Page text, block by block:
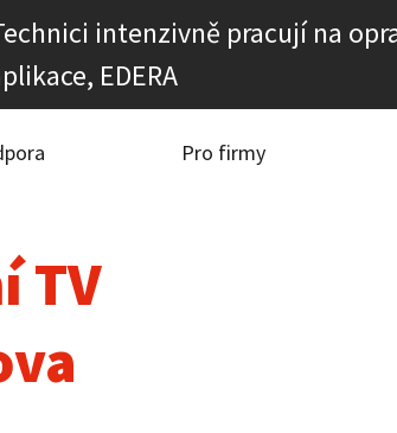
intenzivně pracují na
EDERA
Pro firmy
TV